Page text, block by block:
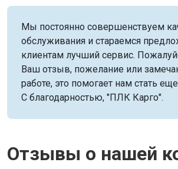
Мы постоянно совершенствуем
обслуживания и стараемся
клиентам лучший сервис.
Ваш отзыв, пожелание или
работе, это помогает нам стать
С благодарностью, "ПЛК Карго".
Отзывы о нашей